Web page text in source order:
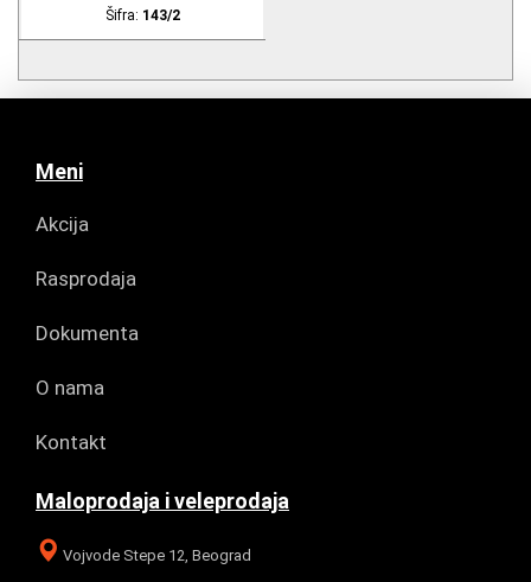
Šifra: 143/2
Meni
Akcija
Rasprodaja
Dokumenta
O nama
Kontakt
Maloprodaja i veleprodaja
Vojvode Stepe 12, Beograd